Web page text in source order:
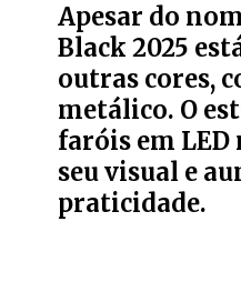
Apesar do
Black 2025
outras cores,
metálico. O
faróis em
seu visual e
praticidade.